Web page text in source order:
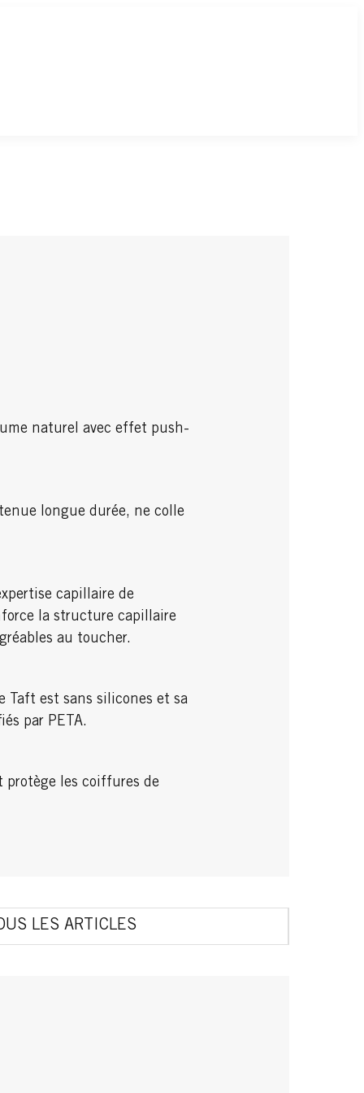
naturel avec effet push-
longue durée, ne colle
capillaire de
la structure capillaire
au toucher.
Taft est sans silicones et sa
par PETA.
protège les coiffures de
LES ARTICLES